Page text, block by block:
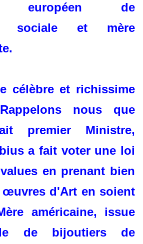
européen de
sociale et mère
célèbre et richissime
nous que
premier Ministre,
a fait voter une loi
en prenant bien
d'Art en soient
américaine, issue
de bijoutiers de